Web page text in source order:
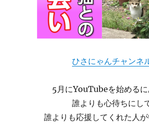
ひさにゃんチャンネ
5月にYouTubeを始めるに
誰よりも心待ちにし
誰よりも応援してくれた人